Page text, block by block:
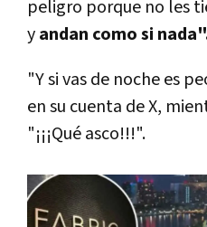
peligro porque no les
yandan como si
"Y si vas de noche es
en su cuenta de X,
"¡¡¡Qué asco!!!".